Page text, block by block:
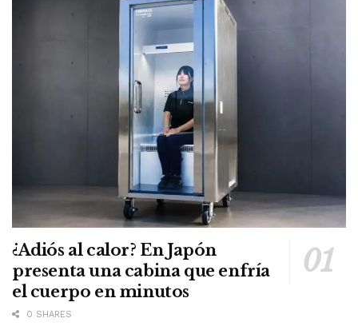
¿Adiós al calor? En Japón
presenta una cabina que enfría
el cuerpo en minutos
0 SHARES